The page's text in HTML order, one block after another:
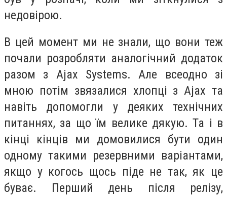
недовірою.
В цей момент ми не знали, що вони теж
почали розробляти аналогічний додаток
разом з Ajax Systems. Але всеодно зі
мною потім звязалися хлопці з Ajax та
навіть допомогли у деяких технічних
питаннях, за що їм велике дякую. Та і в
кінці кінців ми домовилися бути один
одному такими резервними варіантами,
якщо у когось щось піде не так, як це
буває. Перший день після релізу,